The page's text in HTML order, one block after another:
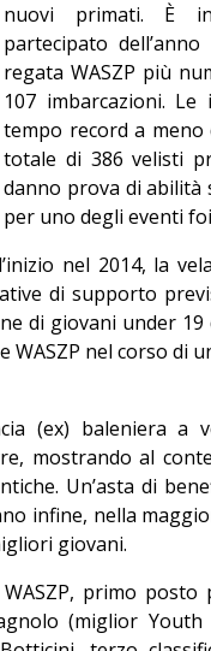
nuovi primati. È
partecipato
regata WASZP più
107 imbarcazioni.
tempo record a meno
totale di 386 velisti
danno prova di abilità
per uno degli eventi
nel 2014, la
di supporto
di giovani under 19
nel corso di
(ex) baleniera a
mostrando al
Un’asta di
infine, nella
giovani.
primo
(miglior